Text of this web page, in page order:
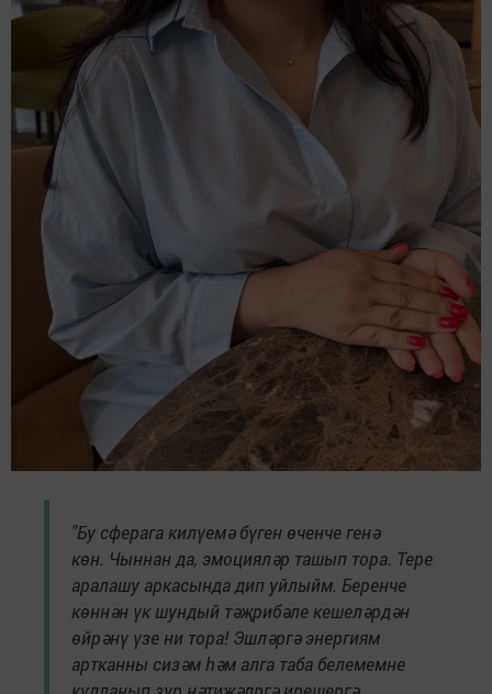
"Бу сферага килүемә бүген өченче генә
көн. Чыннан да, эмоцияләр ташып тора. Тере
аралашу аркасында дип уйлыйм. Беренче
көннән үк шундый тәҗрибәле кешеләрдән
өйрәнү үзе ни тора! Эшләргә энергиям
артканны сизәм һәм алга таба белемемне